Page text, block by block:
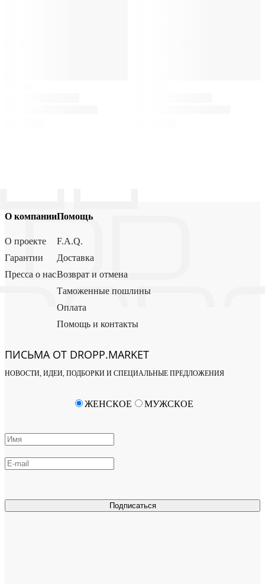
О компании
О проекте
Гарантии
Пресса о нас
Помощь
F.A.Q.
Доставка
Возврат и отмена
Таможенные пошлины
Оплата
Помощь и контакты
ПИСЬМА ОТ DROPP.MARKET
НОВОСТИ, ИДЕИ, ПОДБОРКИ И СПЕЦИАЛЬНЫЕ ПРЕДЛОЖЕНИЯ
Подписаться
ЖЕНСКОЕ МУЖСКОЕ